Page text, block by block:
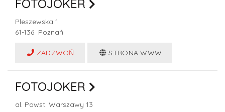
FOTOJOKER
Pleszewska 1
61-136 Poznań
ZADZWOŃ STRONA WWW
FOTOJOKER
al. Powst. Warszawy 13